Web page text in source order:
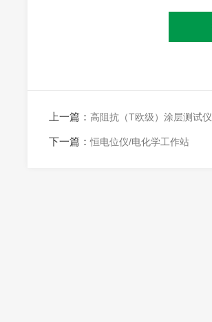
上一篇： 高阻抗（T欧级）涂层测试仪
下一篇：恒电位仪/电化学工作站